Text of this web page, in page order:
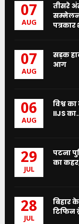
07
AUG
तीसरे
पत्रकार
07
AUG
सड़क
आग
06
AUG
विश्व
IIJS
29
JUL
पटना
का
28
JUL
बिहार
टिफिन